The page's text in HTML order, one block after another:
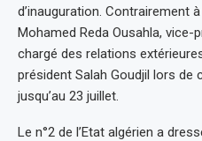
d’inauguration. Contrairement
Mohamed Reda Ousahla, vice-
chargé des relations
président Salah Goudjil lors de
jusqu’au 23 juillet.
Le n°2 de l’Etat algérien a